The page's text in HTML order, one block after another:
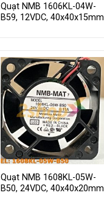
Quạt NMB 1606KL-04W-
B59, 12VDC, 40x40x15mm
Quạt NMB 1608KL-05W-
B50, 24VDC, 40x40x20mm